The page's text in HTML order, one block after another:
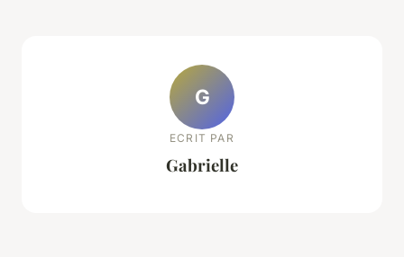
G
ECRIT PAR
Gabrielle